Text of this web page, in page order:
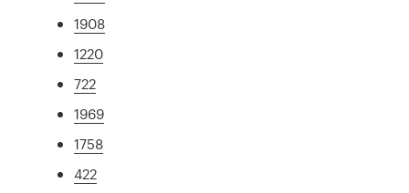
1908
1220
722
1969
1758
422